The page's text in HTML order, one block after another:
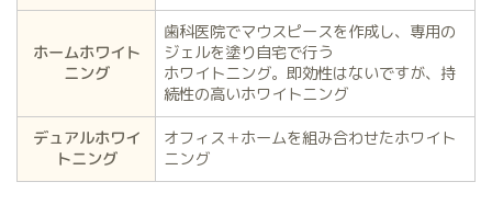
ホームホワイト
ニング
歯科医院でマウスピースを作成し、専用の
ジェルを塗り自宅で行う
ホワイトニング。即効性はないですが、持
続性の高いホワイトニング
デュアルホワイ
トニング
オフィス＋ホームを組み合わせたホワイト
ニング